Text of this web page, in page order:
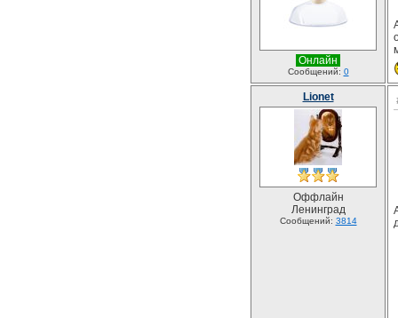
Онлайн
Сообщений: 0
Lionet
Оффлайн
Ленинград
Сообщений: 3814